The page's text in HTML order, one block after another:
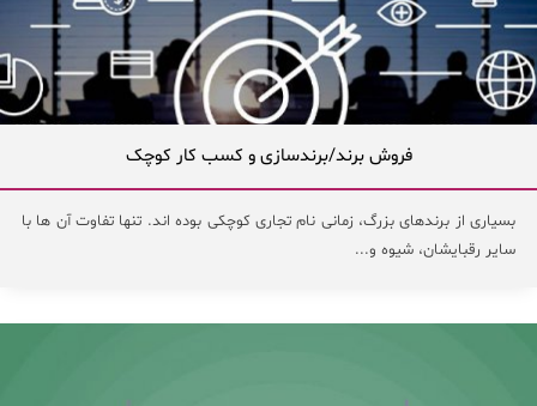
فروش برند/برندسازی و کسب کار کوچک
بسیاری از برندهای بزرگ، زمانی نام تجاری کوچکی بوده اند. تنها تفاوت آن ها با
سایر رقبایشان، شیوه و...